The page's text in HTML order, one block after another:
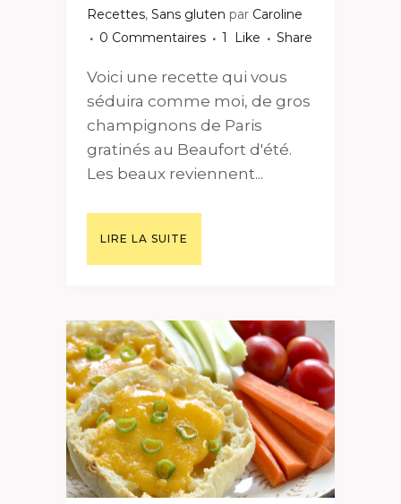
Recettes, Sans gluten par Caroline
0 Commentaires
1 Like Share
Voici une recette qui vous
séduira comme moi, de gros
champignons de Paris
gratinés au Beaufort d'été.
Les beaux reviennent...
LIRE LA SUITE